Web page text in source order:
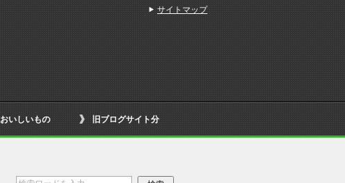
おいしいもの 旧ブログサイト分
サイトマップ